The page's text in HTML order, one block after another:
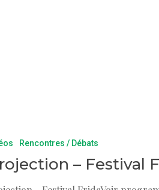
Rencontres / Débats
– Festival